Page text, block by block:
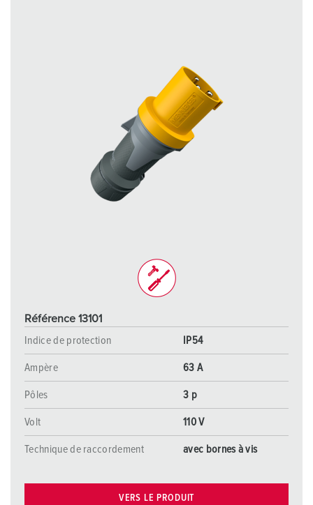
Référence 13101
Indice de protection
IP54
Ampère 63 A
Pôles 3 p
Volt 110 V
Technique de raccordement avec bornes à vis
VERS LE PRODUIT